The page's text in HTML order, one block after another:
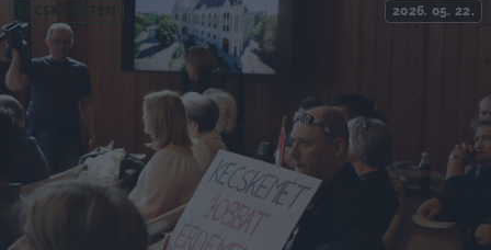
KECSKEMÉTEN 2026. 05. 22.